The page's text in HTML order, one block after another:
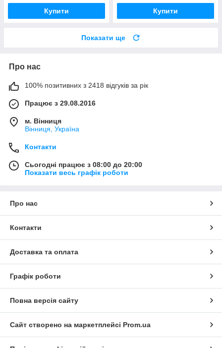
Купити Купити
Показати ще
Про нас
100% позитивних з 2418 відгуків за рік
Працює з 29.08.2016
м. Вінниця
Вінниця, Україна
Контакти
Сьогодні працює з 08:00 до 20:00
Показати весь графік роботи
Про нас
Контакти
Доставка та оплата
Графік роботи
Повна версія сайту
Сайт створено на маркетплейсі Prom.ua